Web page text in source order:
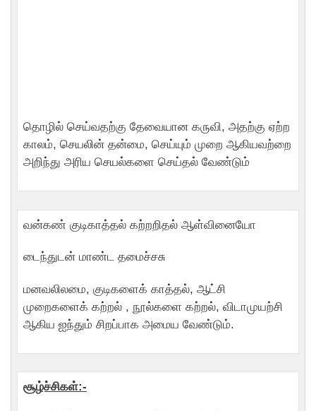
தொழில் செய்வதற்கு தேவையான கருவி, அதற்கு ஏற்ற
காலம், செயலின் தன்மை, செய்யும் முறை ஆகியவற்றை
அறிந்து அரிய செயல்களை செய்தல் வேண்டும்
வன்கண் குடிகாத்தல் கற்றறிதல் ஆள்வினையோ
டைந்துடன் மாண்ட தமைச்சசு
மனவலிலமை, குடிகளைக் காத்தல், ஆட்சி
முறைகளைக் கற்றல் , நூல்களை கற்றல், விடாமுயற்சி
ஆகிய ஐந்தும் சிறப்பாக அமைய வேண்டும்.
சூழ்ச்சிகள்:-